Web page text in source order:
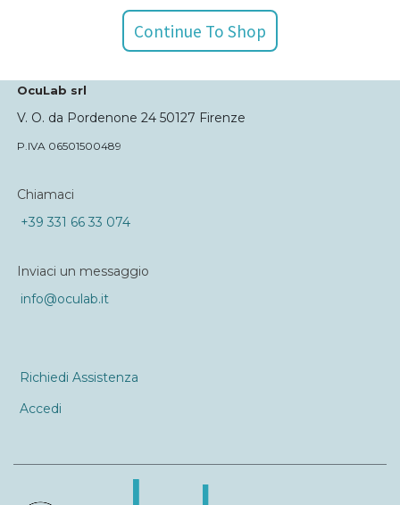
Continue To Shop
OcuLab srl
V. O. da Pordenone 24 50127 Firenze
P.IVA 06501500489
Chiamaci
+39 331 66 33 074
Inviaci un messaggio
info@oculab.it
Richiedi Assistenza
Accedi